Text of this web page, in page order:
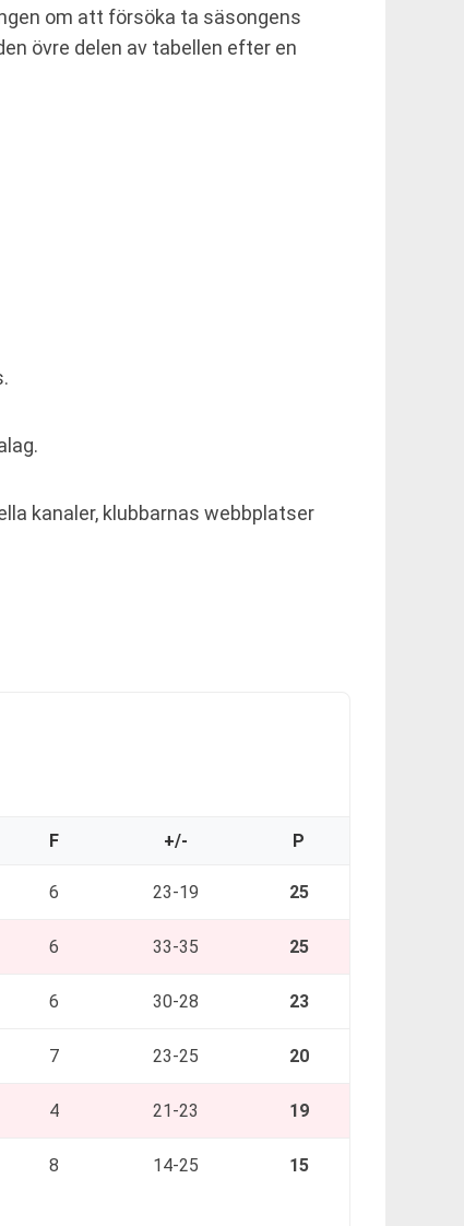
om att försöka ta säsongens
övre delen av tabellen efter en
kanaler, klubbarnas webbplatser
F +/- P
6 23-19 25
6 33-35 25
6 30-28 23
7 23-25 20
4 21-23 19
8 14-25 15